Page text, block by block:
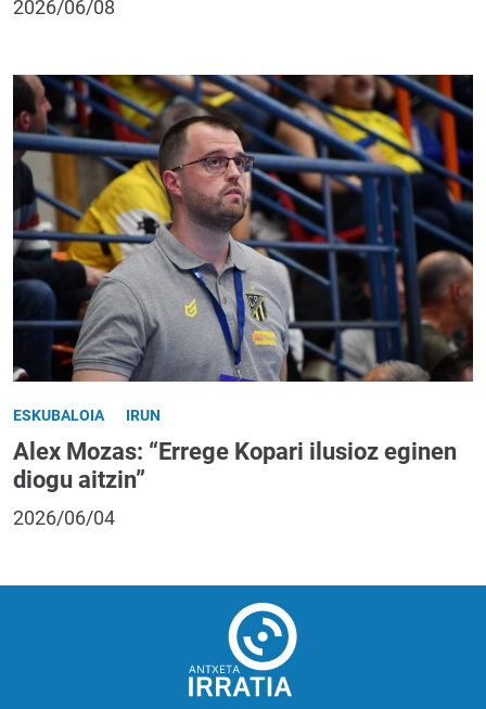
2026/06/08
ESKUBALOIA IRUN
Alex Mozas: “Errege Kopari ilusioz eginen
diogu aitzin”
2026/06/04